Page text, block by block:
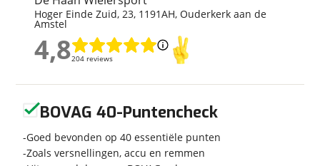
Framehoogte
59 cm
28 inch
Nieuw of occasion
Nieuw
Techniek
Transmissie
Naaf
Hoger Einde Zuid, 23, 1191AH, Ouderkerk aan de
Amstel
4,8204 reviews
4,8
Naam
E-mailadres
Telefoonnummer (optioneel)
BOVAG 40-Puntencheck
Goed bevonden op 40 essentiële punten
Zoals versnellingen, accu en remmen